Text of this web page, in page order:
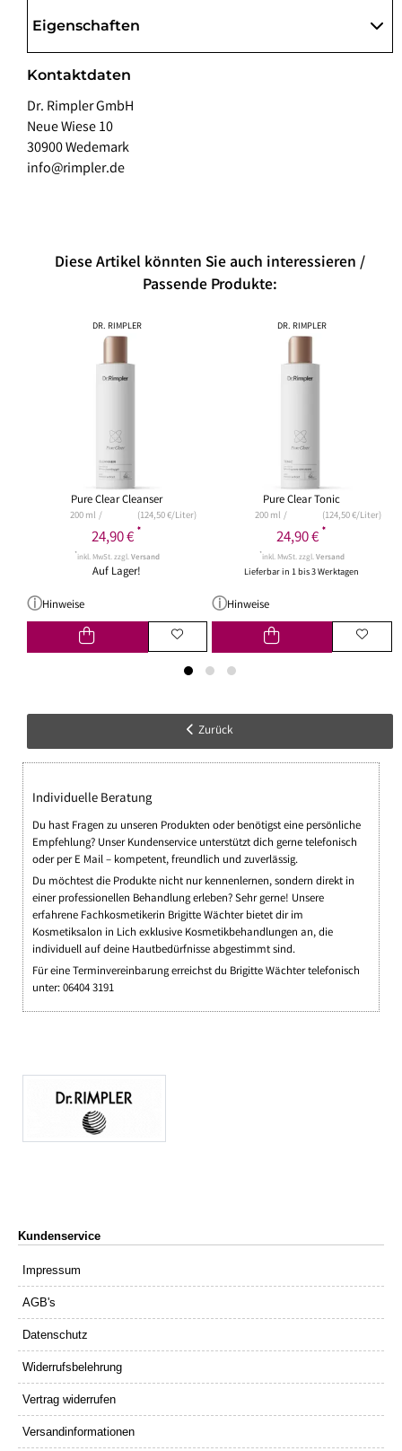
Eigenschaften
Kontaktdaten
Dr. Rimpler GmbH
Neue Wiese 10
30900 Wedemark
info@rimpler.de
Diese Artikel könnten Sie auch interessieren /
Passende Produkte:
DR. RIMPLER
Pure Clear Cleanser
200 ml (124,50 €/Liter)
24,90 € *
*inkl. MwSt. zzgl.Versand
Auf Lager!
Hinweise
DR. RIMPLER
Pure Clear Tonic
200 ml (124,50 €/Liter)
24,90 € *
*inkl. MwSt. zzgl.Versand
Lieferbar in 1 bis 3 Werktagen
Hinweise
Zurück
Individuelle Beratung
Du hast Fragen zu unseren Produkten oder benötigst eine persönliche
Empfehlung? Unser Kundenservice unterstützt dich gerne telefonisch
oder per E Mail – kompetent, freundlich und zuverlässig.
Du möchtest die Produkte nicht nur kennenlernen, sondern direkt in
einer professionellen Behandlung erleben? Sehr gerne! Unsere
erfahrene Fachkosmetikerin Brigitte Wächter bietet dir im
Kosmetiksalon in Lich exklusive Kosmetikbehandlungen an, die
individuell auf deine Hautbedürfnisse abgestimmt sind.
Für eine Terminvereinbarung erreichst du Brigitte Wächter telefonisch
unter: 06404 3191
Kundenservice
Impressum
AGB's
Datenschutz
Widerrufsbelehrung
Vertrag widerrufen
Versandinformationen